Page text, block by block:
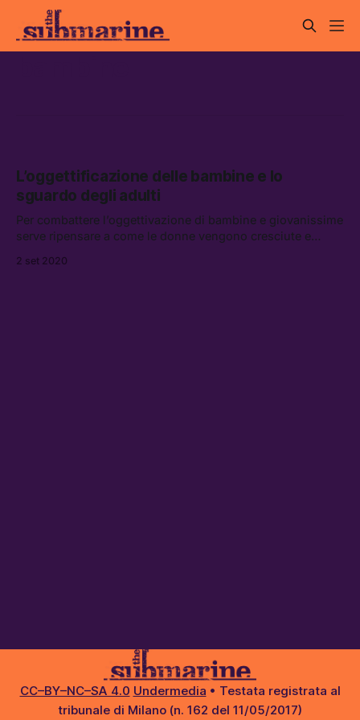
L’oggettificazione delle bambine e lo
sguardo degli adulti
Per combattere l’oggettivazione di bambine e giovanissime
serve ripensare a come le donne vengono cresciute e
partire anche dal ruolo dei genitori
2 set 2020
CC–BY–NC–SA 4.0 Undermedia • Testata registrata al
tribunale di Milano (n. 162 del 11/05/2017)